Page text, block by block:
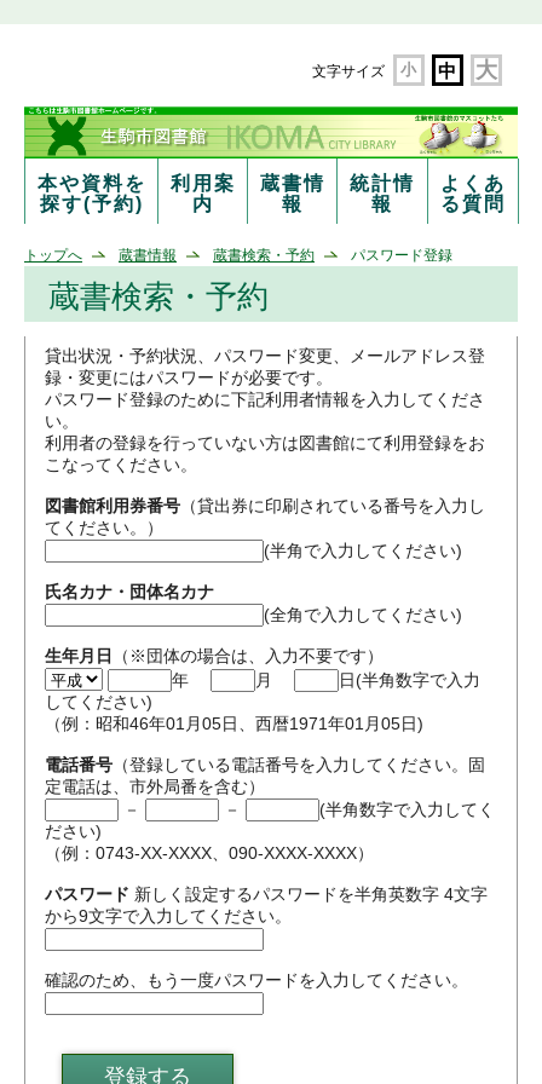
文字サイズ 小 中 大
本や資料を
探す(予約)
利用案
内
蔵書情
報
統計情
報
よくあ
る質問
トップへ 蔵書情報 蔵書検索・予約 パスワード登録
蔵書検索・予約
貸出状況・予約状況、パスワード変更、メールアドレス登
録・変更にはパスワードが必要です。
パスワード登録のために下記利用者情報を入力してくださ
い。
利用者の登録を行っていない方は図書館にて利用登録をお
こなってください。
図書館利用券番号 （貸出券に印刷されている番号を入力し
てください。）
(半角で入力してください)
氏名カナ・団体名カナ
(全角で入力してください)
生年月日
（※団体の場合は、入力不要です）
年
月
日(半角数字で入力
してください)
（例：昭和46年01月05日、西暦1971年01月05日)
電話番号 （登録している電話番号を入力してください。固
定電話は、市外局番を含む）
－
－
(半角数字で入力してく
ださい)
（例：0743-XX-XXXX、090-XXXX-XXXX）
パスワード 新しく設定するパスワードを半角英数字4文字
から9文字で入力してください。
確認のため、もう一度パスワードを入力してください。